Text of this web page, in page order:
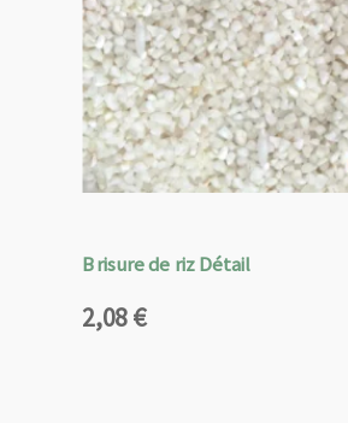
Brisure de riz Détail
2,08€